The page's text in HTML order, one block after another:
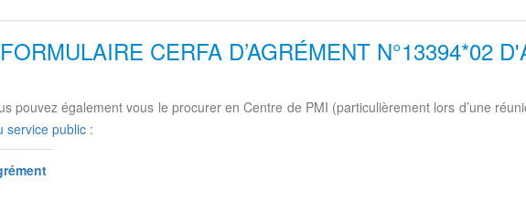
CERFA D’AGRÉMENT N°13394*02
pouvez également vous le procurer en Centre de PMI (particulièrement lors d’une
service public :